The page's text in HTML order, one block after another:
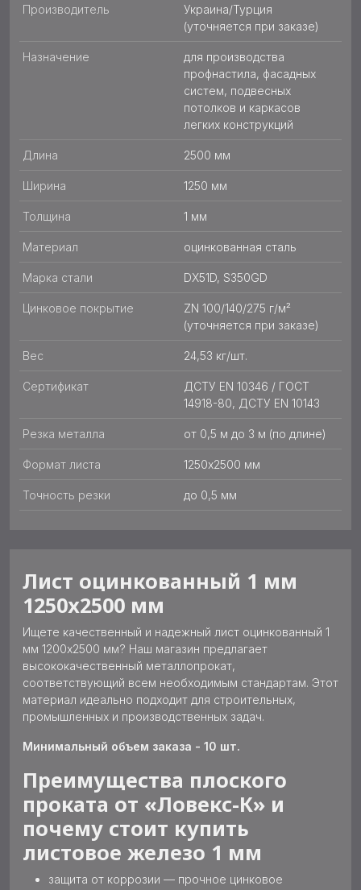
Производитель
Украина/Турция
(уточняется при заказе)
Назначение
для производства
профнастила, фасадных
систем, подвесных
потолков и каркасов
легких конструкций
Длина 2500 мм
Ширина 1250 мм
Толщина 1 мм
Материал оцинкованная сталь
Марка стали DX51D, S350GD
Цинковое покрытие
ZN 100/140/275 г/м²
(уточняется при заказе)
Вес 24,53 кг/шт.
Сертификат
ДСТУ EN 10346 / ГОСТ
14918-80, ДСТУ EN 10143
Резка металла от 0,5 м до 3 м (по длине)
Формат листа 1250х2500 мм
Точность резки до 0,5 мм
Лист оцинкованный 1 мм
1250х2500 мм
Ищете качественный и надежный лист оцинкованный 1
мм 1200х2500 мм? Наш магазин предлагает
высококачественный металлопрокат,
соответствующий всем необходимым стандартам. Этот
материал идеально подходит для строительных,
промышленных и производственных задач.
Минимальный объем заказа - 10 шт.
Преимущества плоского
проката от «Ловекс-К» и
почему стоит купить
листовое железо 1 мм
защита от коррозии — прочное цинковое